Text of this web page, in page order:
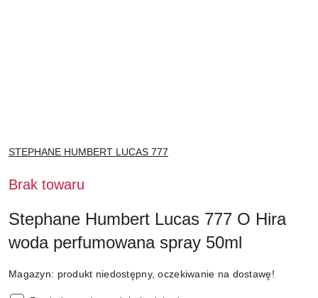
NAZWA
PRODUCENTA:
STEPHANE HUMBERT LUCAS 777
Brak towaru
Stephane Humbert Lucas 777 O Hira
woda perfumowana spray 50ml
Magazyn: produkt niedostępny, oczekiwanie na dostawę!